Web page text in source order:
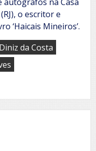
o escritor e
‘Haicais Mineiros’.
da Costa